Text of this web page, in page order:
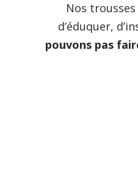
Nos
d’éduquer,
pouvons pas